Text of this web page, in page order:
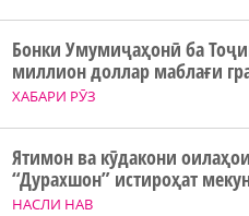
ХАБАРИ РӮЗ
Бонки Умумиҷаҳонӣ ба
миллион доллар маблағи
НАСЛИ НАВ
Ятимон ва кӯдакони
“Дурахшон” истироҳат